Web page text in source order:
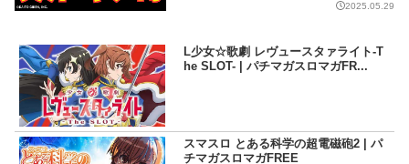
2025.05.29
L少女☆歌劇 レヴュースタァライト-T
he SLOT- | パチマガスロマガFR...
スマスロ とある科学の超電磁砲2 | パ
チマガスロマガFREE